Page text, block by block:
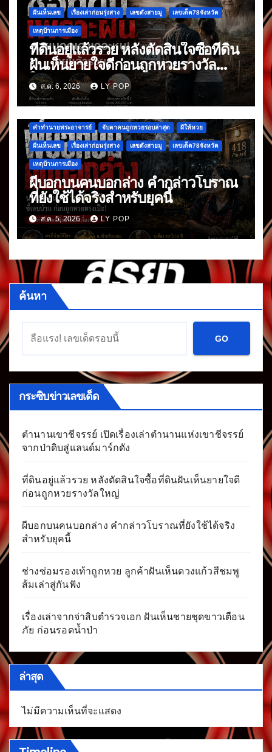
ฝันเห็นเลข เรื่องเล่าก่อนรุ่งสาง เลขดังสายมู เลขเด็ด78จังหวัด
เหตุบ้านการเมือง
ที่ดินอยู่แล้วรวย หลังตัดสินใจซื้อที่ดิน
ฝันเห็นยายใจดีก่อนถูกหวยรางวัล
ใหญ่
ส.ค. 6, 2026 LY POP
คำทำนายพระอาจารย์ จับตาคนถูกหวยรอบล่าสุด ผีให้หวย
ฝันเห็นเลข เรื่องเล่าก่อนรุ่งสาง เลขดังสายมู เลขเด็ด78จังหวัด
เหตุบ้านการเมือง
ผีบอกบนคนบอกล่าง คำกล่าวโบราณ
ที่ยังใช้ได้จริงสำหรับยุคนี้
ส.ค. 5, 2026 LY POP
ค้นหา
GO
กระซิบข่าวเลขเด็ด
ตำนานเขาชีจรรย์ เปิดเรื่องเล่าตำนานแห่งเขาชีจรรย์
จากป่าดิบสู่แลนด์มาร์กดัง
ที่ดินอยู่แล้วรวย หลังตัดสินใจซื้อที่ดินฝันเห็นยายใจดี
ก่อนถูกหวยรางวัลใหญ่
ผีบอกบนคนบอกล่าง คำกล่าวโบราณที่ยังใช้ได้จริง
สำหรับยุคนี้
ช่างซ่อมรองเท้าถูกหวย ลูกค้าฝันเห็นดวงแก้วสีชมพู
ส้มเล่าสู่กันฟัง
เรื่องเล่าจากจ่าสิบตำรวจเอก ฝันเห็นชายชุดขาวเตือน
ภัย ก่อนรอดน้ำป่า
ล่าสุด
ไม่มีความเห็นที่จะแสดง